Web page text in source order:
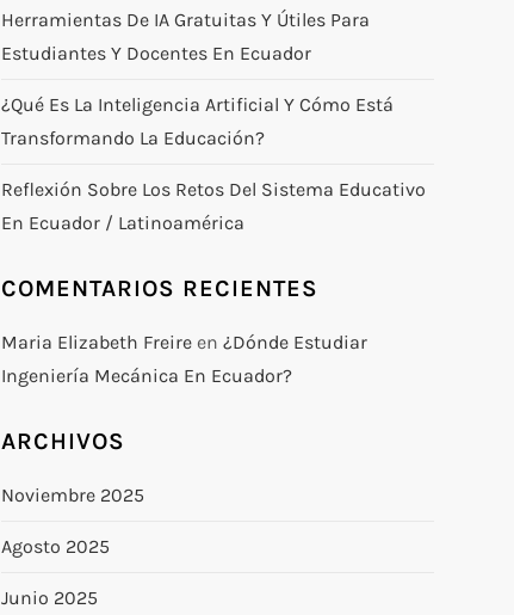
Herramientas De IA Gratuitas Y Útiles Para
Estudiantes Y Docentes En Ecuador
¿Qué Es La Inteligencia Artificial Y Cómo Está
Transformando La Educación?
Reflexión Sobre Los Retos Del Sistema Educativo
En Ecuador / Latinoamérica
COMENTARIOS RECIENTES
Maria Elizabeth Freireen ¿Dónde Estudiar
Ingeniería Mecánica En Ecuador?
ARCHIVOS
Noviembre 2025
Agosto 2025
Junio 2025